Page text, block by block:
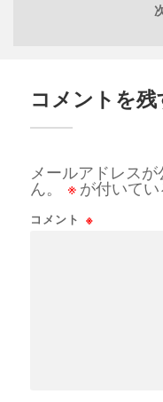
コメントを残
メールアドレス
ん。
※ が付いて
コメント ※